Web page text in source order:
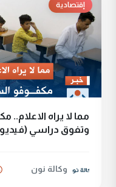
إقتصادية
مما لا يراه الاعلام..
وتفوق دراسي
وكالة نون